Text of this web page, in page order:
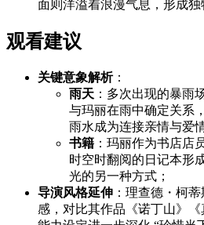
面则洋溢着浪漫气息，形成独
观看建议
关键意象解析：
雨天 ：多次出现的暴雨
与玛丽在雨中确定关系
雨水成为连接亲情与爱
书籍 ：玛丽作为书店店
时空时翻阅的日记本形
光的另一种方式；
导演风格延伸 ：理查德・柯
感，对比其作品《诺丁山》